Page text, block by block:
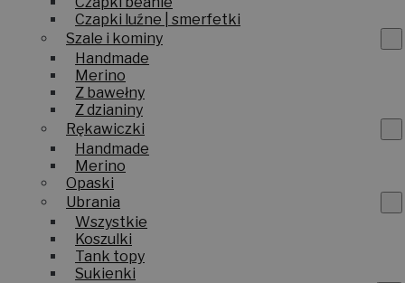
Czapki luźne | smerfetki
Szale i kominy
Handmade
Merino
Z bawełny
Z dzianiny
Rękawiczki
Handmade
Merino
Opaski
Ubrania
Wszystkie
Koszulki
Tank topy
Sukienki